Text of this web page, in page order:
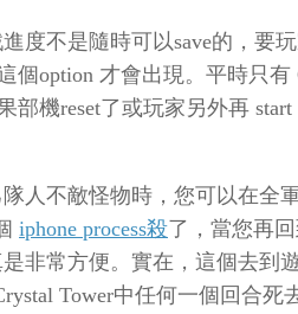
度不是隨時可以save的，要
個option 才會出現。平時只有
部機reset了或玩家另外再 start
人不敵怪物時，您可以在全
iphone process殺了，當您再
非常方便。實在，這個去到
Tower中任何一個回合死